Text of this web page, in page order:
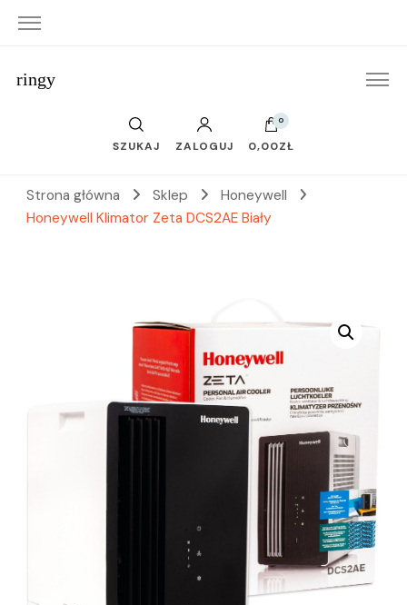
ringy
SZUKAJ ZALOGUJ
0
0,00ZŁ
Strona główna Sklep
Honeywell
Honeywell Klimator Zeta DCS2AE Biały